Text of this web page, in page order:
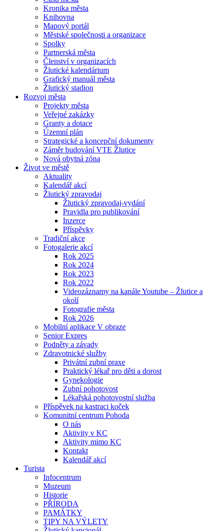
Kronika města
Knihovna
Mapový portál
Městské společnosti a organizace
Spolky
Partnerská města
Členství v organizacích
Žlutické kalendárium
Grafický manuál města
Žlutický stadion
Rozvoj města
Projekty města
Veřejné zakázky
Granty a dotace
Územní plán
Strategické a koncepční dokumenty
Záměr budování VTE Žlutice
Nová obytná zóna
Život ve městě
Aktuality
Kalendář akcí
Žlutický zpravodaj
Žlutický zpravodaj-vydání
Pravidla pro publikování
Inzerce
Příspěvky
Tradiční akce
Fotogalerie akcí
Rok 2025
Rok 2024
Rok 2023
Rok 2022
Videozáznamy na kanále Youtube – Žlutice a
okolí
Fotografie města
Rok 2026
Mobilní aplikace V obraze
Senior Expres
Podněty a závady
Zdravotnické služby
Privátní zubní praxe
Praktický lékař pro děti a dorost
Gynekologie
Zubní pohotovost
Lékařská pohotovostní služba
Příspěvek na kastraci koček
Komunitní centrum Pohoda
O nás
Aktivity v KC
Aktivity mimo KC
Kontakt
Kalendář akcí
Turista
Infocentrum
Muzeum
Historie
PŘÍRODA
PAMÁTKY
TIPY NA VÝLETY